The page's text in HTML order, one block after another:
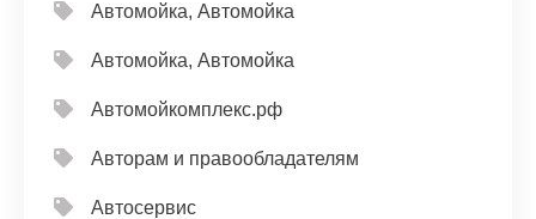
Автомойка, Автомойка
Автомойка, Автомойка
Автомойкомплекс.рф
Авторам и правообладателям
Автосервис